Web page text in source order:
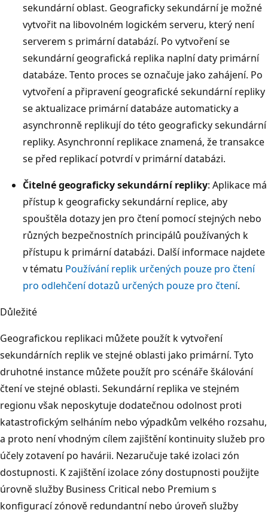
sekundární oblast. Geograficky sekundární je možné
vytvořit na libovolném logickém serveru, který není
serverem s primární databází. Po vytvoření se
sekundární geografická replika naplní daty primární
databáze. Tento proces se označuje jako zahájení. Po
vytvoření a připravení geografické sekundární repliky
se aktualizace primární databáze automaticky a
asynchronně replikují do této geograficky sekundární
repliky. Asynchronní replikace znamená, že transakce
se před replikací potvrdí v primární databázi.
Čitelné geograficky sekundární repliky: Aplikace má
přístup k geograficky sekundární replice, aby
spouštěla dotazy jen pro čtení pomocí stejných nebo
různých bezpečnostních principálů používaných k
přístupu k primární databázi. Další informace najdete
v tématu Používání replik určených pouze pro čtení
pro odlehčení dotazů určených pouze pro čtení.
Důležité
Geografickou replikaci můžete použít k vytvoření
sekundárních replik ve stejné oblasti jako primární. Tyto
druhotné instance můžete použít pro scénáře škálování
čtení ve stejné oblasti. Sekundární replika ve stejném
regionu však neposkytuje dodatečnou odolnost proti
katastrofickým selháním nebo výpadkům velkého rozsahu,
a proto není vhodným cílem zajištění kontinuity služeb pro
účely zotavení po havárii. Nezaručuje také izolaci zón
dostupnosti. K zajištění izolace zóny dostupnosti použijte
úrovně služby Business Critical nebo Premium s
konfigurací zónově redundantnínebo úroveň služby